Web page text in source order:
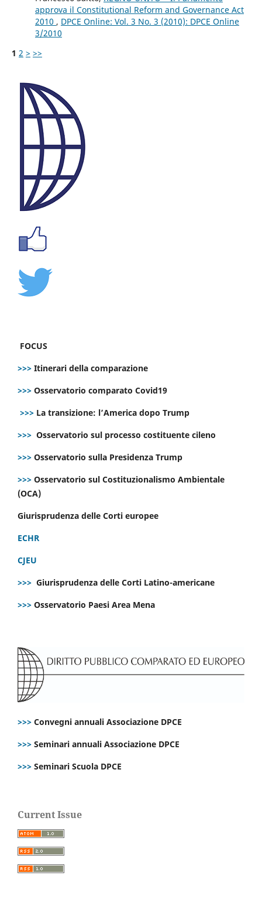
approva il Constitutional Reform and Governance Act
2010 , DPCE Online: Vol. 3 No. 3 (2010): DPCE Online
3/2010
1 2 > >>
FOCUS
>>> Itinerari della comparazione
>>> Osservatorio comparato Covid19
>>> La transizione: l’America dopo Trump
>>> Osservatorio sul processo costituente cileno
>>> Osservatorio sulla Presidenza Trump
>>> Osservatorio sul Costituzionalismo Ambientale
(OCA)
Giurisprudenza delle Corti europee
ECHR
CJEU
>>> Giurisprudenza delle Corti Latino-americane
>>> Osservatorio Paesi Area Mena
>>> Convegni annuali Associazione DPCE
>>> Seminari annuali Associazione DPCE
>>> Seminari Scuola DPCE
Current Issue